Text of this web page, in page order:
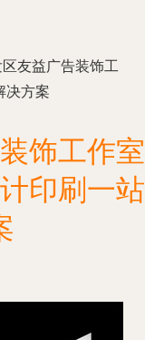
友益广告装饰工
决方案
饰工作室
印刷一站